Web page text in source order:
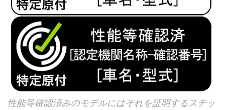
性能等確認済みのモデルにはそれを証明するステッ